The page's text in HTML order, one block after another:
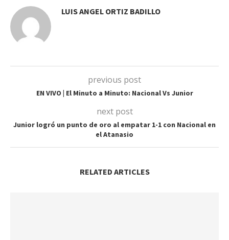
LUIS ANGEL ORTIZ BADILLO
previous post
EN VIVO | El Minuto a Minuto: Nacional Vs Junior
next post
Junior logró un punto de oro al empatar 1-1 con Nacional en
el Atanasio
RELATED ARTICLES